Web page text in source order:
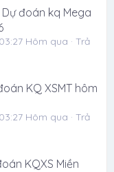
Dự đoán kq Mega
Hôm qua
Trả
KQ XSMT hôm
Hôm qua
Trả
KQXS Miền